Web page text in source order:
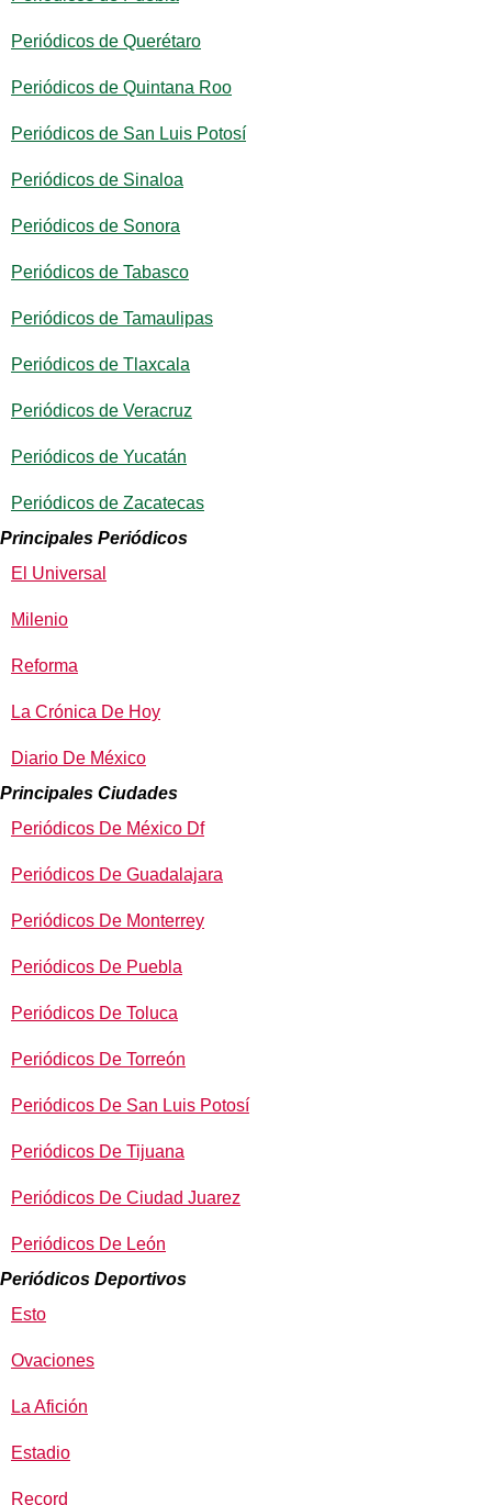
Periódicos de Querétaro
Periódicos de Quintana Roo
Periódicos de San Luis Potosí
Periódicos de Sinaloa
Periódicos de Sonora
Periódicos de Tabasco
Periódicos de Tamaulipas
Periódicos de Tlaxcala
Periódicos de Veracruz
Periódicos de Yucatán
Periódicos de Zacatecas
Principales Periódicos
El Universal
Milenio
Reforma
La Crónica De Hoy
Diario De México
Principales Ciudades
Periódicos De México Df
Periódicos De Guadalajara
Periódicos De Monterrey
Periódicos De Puebla
Periódicos De Toluca
Periódicos De Torreón
Periódicos De San Luis Potosí
Periódicos De Tijuana
Periódicos De Ciudad Juarez
Periódicos De León
Periódicos Deportivos
Esto
Ovaciones
La Afición
Estadio
Record